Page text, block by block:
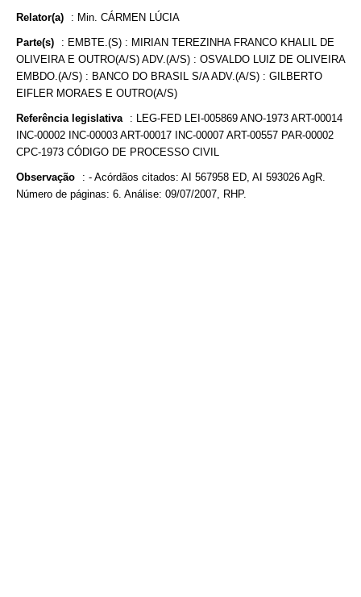
Relator(a) : Min. CÁRMEN LÚCIA
Parte(s) : EMBTE.(S) : MIRIAN TEREZINHA FRANCO KHALIL DE
OLIVEIRA E OUTRO(A/S) ADV.(A/S) : OSVALDO LUIZ DE OLIVEIRA
EMBDO.(A/S) : BANCO DO BRASIL S/A ADV.(A/S) : GILBERTO
EIFLER MORAES E OUTRO(A/S)
Referência legislativa : LEG-FED LEI-005869 ANO-1973 ART-00014
INC-00002 INC-00003 ART-00017 INC-00007 ART-00557 PAR-00002
CPC-1973 CÓDIGO DE PROCESSO CIVIL
Observação : - Acórdãos citados: AI 567958 ED, AI 593026 AgR.
Número de páginas: 6. Análise: 09/07/2007, RHP.